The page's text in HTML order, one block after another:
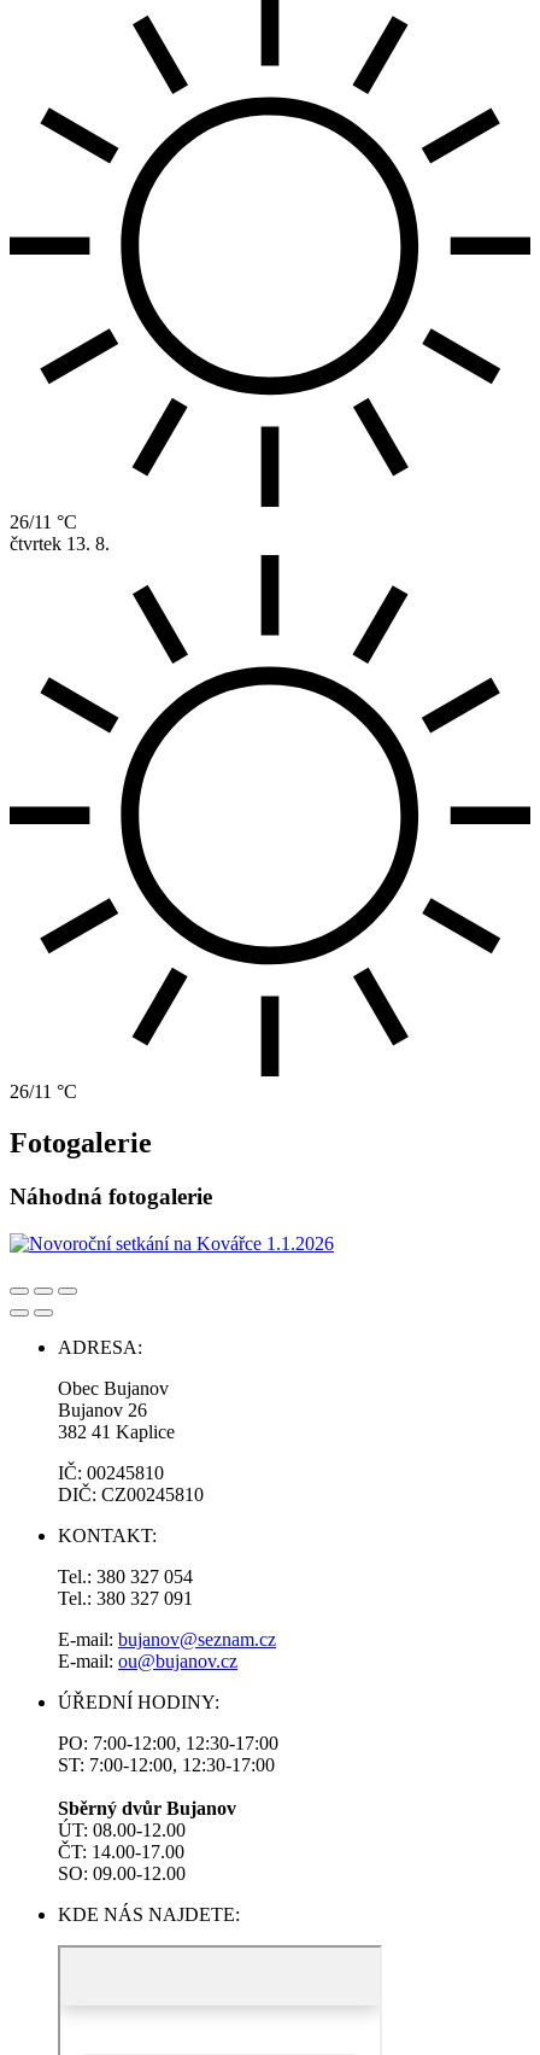
26/11 °C
čtvrtek 13. 8.
26/11 °C
Fotogalerie
Náhodná fotogalerie
ADRESA:
Obec Bujanov
Bujanov 26
382 41 Kaplice
IČ: 00245810
DIČ: CZ00245810
KONTAKT:
Tel.: 380 327 054
Tel.: 380 327 091
E-mail: bujanov@seznam.cz
E-mail: ou@bujanov.cz
ÚŘEDNÍ HODINY:
PO: 7:00-12:00, 12:30-17:00
ST: 7:00-12:00, 12:30-17:00
Sběrný dvůr Bujanov
ÚT: 08.00-12.00
ČT: 14.00-17.00
SO: 09.00-12.00
KDE NÁS NAJDETE: